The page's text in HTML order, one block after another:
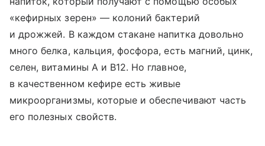
«кефирных зерен» — колоний бактерий
и дрожжей. В каждом стакане напитка довольно
много белка, кальция, фосфора, есть магний, цинк,
селен, витамины A и B12. Но главное,
в качественном кефире есть живые
микроорганизмы, которые и обеспечивают часть
его полезных свойств.